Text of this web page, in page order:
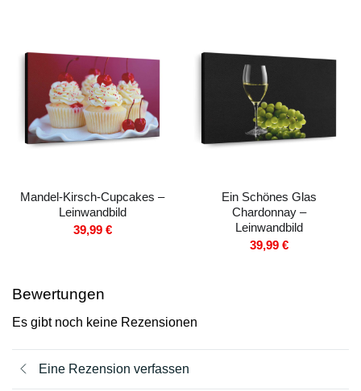
Mandel-Kirsch-Cupcakes –
Leinwandbild
39,99 €
Ein Schönes Glas
Chardonnay –
Leinwandbild
39,99 €
Bewertungen
Es gibt noch keine Rezensionen
Eine Rezension verfassen